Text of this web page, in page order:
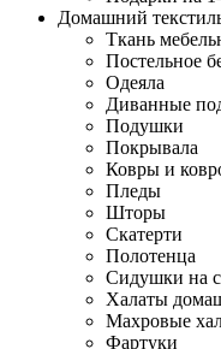
Домашний
Ткань
Постельное
Одеяла
Диванные
Подушки
Покрывала
Ковры и
Пледы
Шторы
Скатерти
Полотенца
Сидушки на
Халаты
Махровые
Фартуки